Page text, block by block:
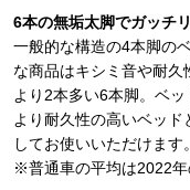
6本の無垢太脚でガッチ
一般的な構造の4本脚の
な商品はキシミ音や耐久
より2本多い6本脚。ベ
より耐久性の高いベッ
してお使いいただけます。
※普通車の平均は2022